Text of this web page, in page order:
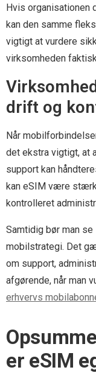
Hvis organisationen
kan den samme
vigtigt at vurdere
virksomheden
drift og
Når
det ekstra vigtigt, at
support kan
kan eSIM være
kontrolleret
Samtidig bør man
mobilstrategi. Det
om support,
afgørende, når man
erhvervs
er eSIM